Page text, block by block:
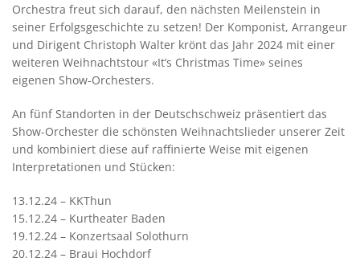
Orchestra freut sich darauf, den nächsten Meilenstein in
seiner Erfolgsgeschichte zu setzen! Der Komponist, Arrangeur
und Dirigent Christoph Walter krönt das Jahr 2024 mit einer
weiteren Weihnachtstour «It’s Christmas Time» seines
eigenen Show-Orchesters.
An fünf Standorten in der Deutschschweiz präsentiert das
Show-Orchester die schönsten Weihnachtslieder unserer Zeit
und kombiniert diese auf raffinierte Weise mit eigenen
Interpretationen und Stücken:
13.12.24 – KKThun
15.12.24 – Kurtheater Baden
19.12.24 – Konzertsaal Solothurn
20.12.24 – Braui Hochdorf